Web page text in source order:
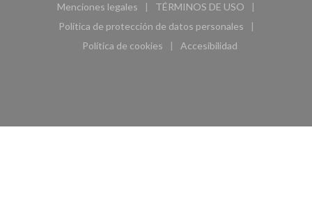
Menciones legales
((abre en una nueva ventana))
TÉRMINOS DE USO
((abre en una nueva
Política de protección de datos personales
((abre en una nueva ventana))
Política de cookies
((abre en una nueva ventana))
Accesibilidad